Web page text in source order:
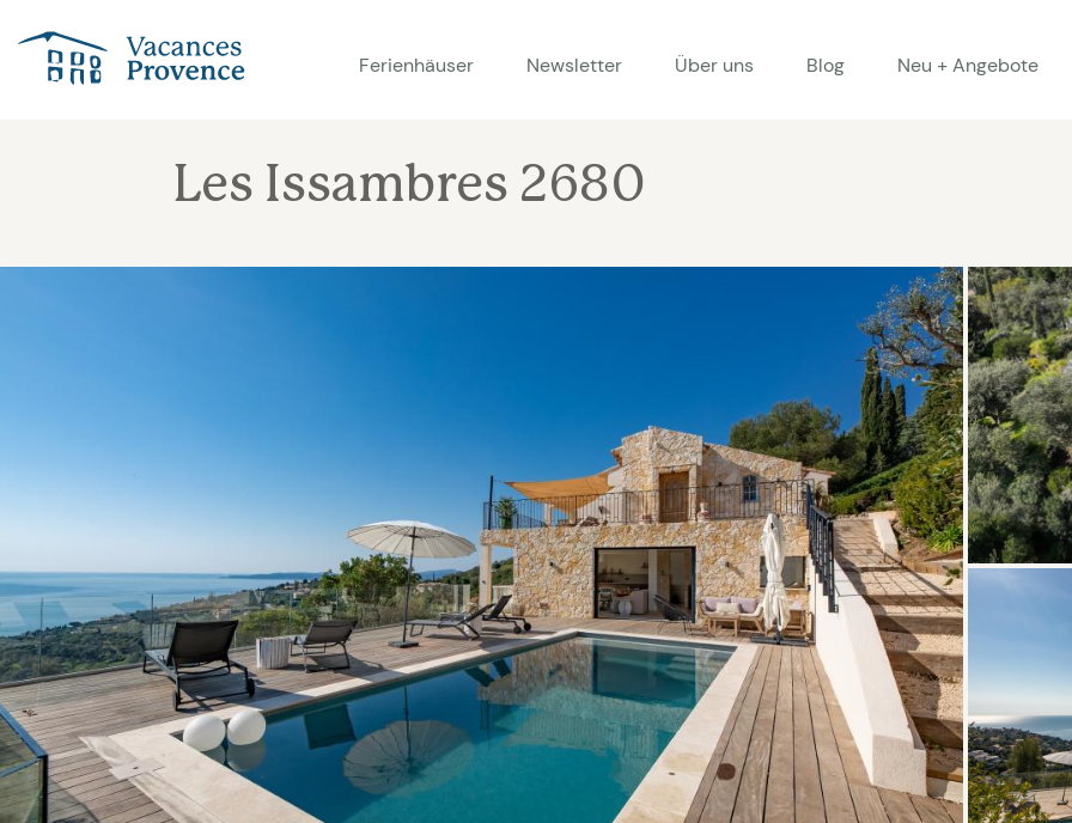
Vacances Provence
Ferienhäuser
Newsletter Über uns Blog Neu + Angebote
Les Issambres 2680